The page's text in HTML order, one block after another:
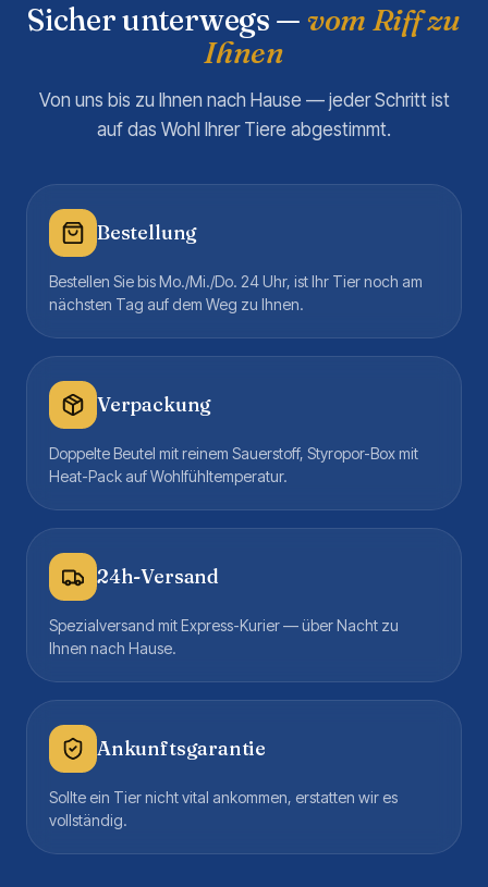
Sicher unterwegs — vom Riff zu
Ihnen
Von uns bis zu Ihnen nach Hause — jeder Schritt ist
auf das Wohl Ihrer Tiere abgestimmt.
Bestellung
Bestellen Sie bis Mo./Mi./Do. 24 Uhr, ist Ihr Tier noch am
nächsten Tag auf dem Weg zu Ihnen.
Verpackung
Doppelte Beutel mit reinem Sauerstoff, Styropor-Box mit
Heat-Pack auf Wohlfühltemperatur.
24h-Versand
Spezialversand mit Express-Kurier — über Nacht zu
Ihnen nach Hause.
Ankunftsgarantie
Sollte ein Tier nicht vital ankommen, erstatten wir es
vollständig.